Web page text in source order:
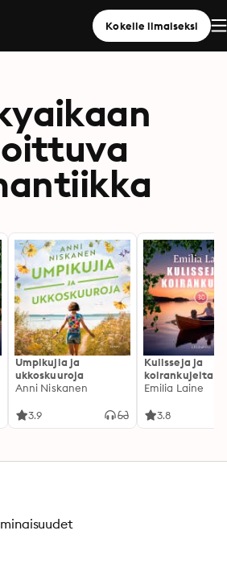
Kokeile ilmaiseksi
Umpikujia ja
ukkoskuuroja
Anni Niskanen
3.9
Kulisseja ja
koirankujeita
Emilia Laine
3.8